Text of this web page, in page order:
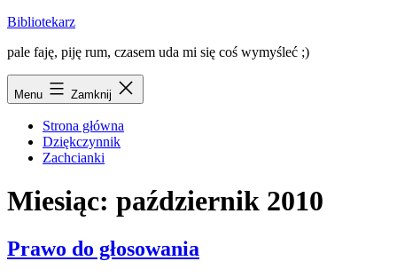
Przejdź
treści
Bibliotekarz
pale faję, piję rum, czasem uda mi się coś wymyśleć ;)
Menu Zamknij
Strona główna
Dziękczynnik
Zachcianki
Miesiąc: październik 2010
Prawo do głosowania